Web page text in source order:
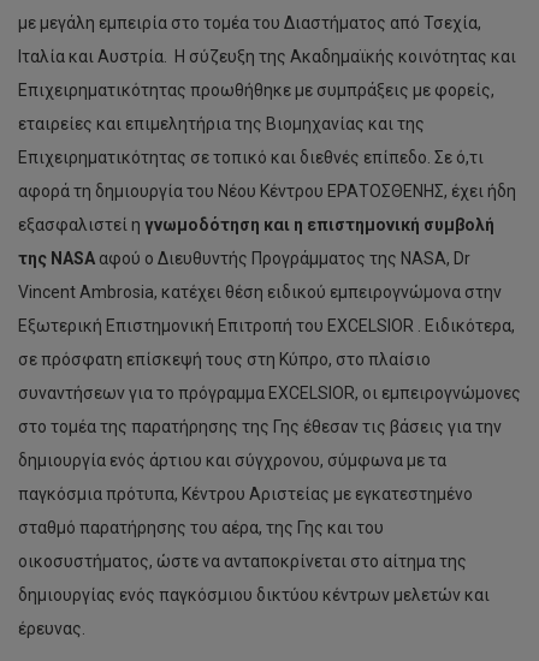
με μεγάλη εμπειρία στο τομέα του Διαστήματος από Τσεχία,
Ιταλία και Αυστρία. Η σύζευξη της Aκαδημαϊκής κοινότητας και
Επιχειρηματικότητας προωθήθηκε με συμπράξεις με φορείς,
εταιρείες και επιμελητήρια της Βιομηχανίας και της
Επιχειρηματικότητας σε τοπικό και διεθνές επίπεδο. Σε ό,τι
αφορά τη δημιουργία του Νέου Κέντρου ΕΡΑΤΟΣΘΕΝΗΣ, έχει ήδη
εξασφαλιστεί η γνωμοδότηση και η επιστημονική συμβολή
της NASA αφού ο Διευθυντής Προγράμματος της NASA, Dr
Vincent Ambrosia, κατέχει θέση ειδικού εμπειρογνώμονα στην
Εξωτερική Επιστημονική Επιτροπή του EXCELSIOR . Ειδικότερα,
σε πρόσφατη επίσκεψή τους στη Κύπρο, στο πλαίσιο
συναντήσεων για το πρόγραμμα EXCELSIOR, οι εμπειρογνώμονες
στο τομέα της παρατήρησης της Γης έθεσαν τις βάσεις για την
δημιουργία ενός άρτιου και σύγχρονου, σύμφωνα με τα
παγκόσμια πρότυπα, Κέντρου Αριστείας με εγκατεστημένο
σταθμό παρατήρησης του αέρα, της Γης και του
οικοσυστήματος, ώστε να ανταποκρίνεται στο αίτημα της
δημιουργίας ενός παγκόσμιου δικτύου κέντρων μελετών και
έρευνας.